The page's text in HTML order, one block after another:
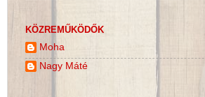
KÖZREMŰKÖDŐK
Moha
Nagy Máté